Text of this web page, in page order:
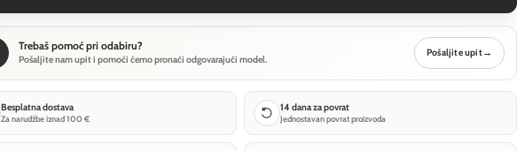
Trebaš pomoć pri odabiru?
Pošaljite nam upit i pomoći ćemo pronaći odgovarajući model.
Pošaljite upit→
Besplatna dostava
Za narudžbe iznad 100 €
14 dana za povrat
Jednostavan povrat proizvoda